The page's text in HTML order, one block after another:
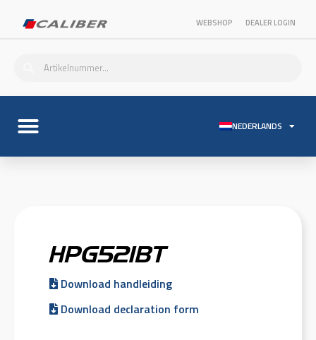
WEBSHOP DEALER LOGIN
NEDERLANDS
HPG521BT
Download handleiding
Download declaration form